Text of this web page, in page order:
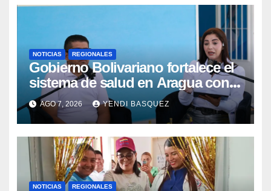
NOTICIAS REGIONALES
Gobierno Bolivariano fortalece el
sistema de salud en Aragua con
la reinauguración del CDI La Mora
AGO 7, 2026 YENDI BASQUEZ
NOTICIAS REGIONALES